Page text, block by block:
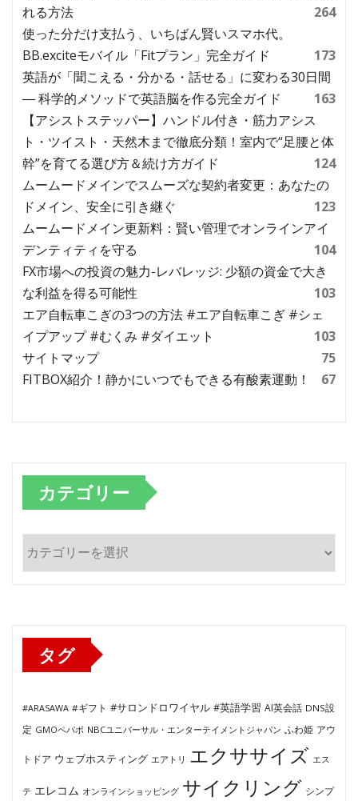
れる方法
264
使った分だけ支払う、いちばん賢いスマホ代。
BB.exciteモバイル「Fitプラン」完全ガイド
173
英語が「聞こえる・分かる・話せる」に変わる30日間
― 科学的メソッドで英語脳を作る完全ガイド
163
【アシストステッパー】ハンドル付き・筋力アシス
ト・ツイスト・天然木まで徹底分類！室内で“足腰と体
幹”を育てる選び方＆続け方ガイド
124
ムームードメインでスムーズな契約者変更：あなたの
ドメイン、安全に引き継ぐ
123
ムームードメイン更新料：賢い管理でオンラインアイ
デンティティを守る
104
FX市場への投資の魅力-レバレッジ: 少額の資金で大き
な利益を得る可能性
103
エア自転車こぎの3つの方法 #エア自転車こぎ #シェ
イプアップ #むくみ #ダイエット
103
サイトマップ
75
FITBOX紹介！静かにいつでもできる有酸素運動！
67
カテゴリー
カ
テ
タグ
#ARASAWA #ギフト #サロンドロワイヤル #英語学習 AI英会話 DNS設
定 GMOペパボ NBCユニバーサル・エンターテイメントジャパン ふわ姫 アウ
トドア ウェブホスティング エアトリ エクササイズ エス
テ エレコム オンラインショッピング サイクリング シンプ